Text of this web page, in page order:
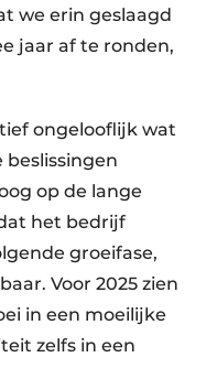
we erin geslaagd
jaar af te ronden,
ongelooflijk wat
beslissingen
op de lange
het bedrijf
groeifase,
Voor 2025 zien
in een moeilijke
zelfs in een